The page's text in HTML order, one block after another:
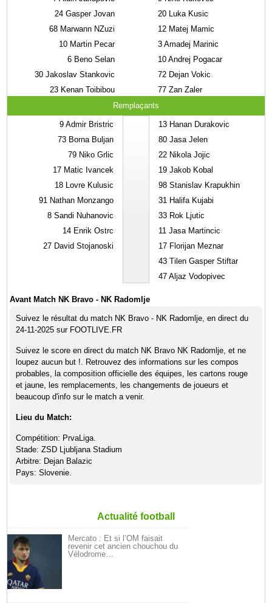
24 Gasper Jovan
68 Marwann NZuzi
10 Martin Pecar
6 Beno Selan
30 Jakoslav Stankovic
23 Kenan Toibibou
20 Luka Kusic
12 Matej Mamic
3 Amadej Marinic
10 Andrej Pogacar
72 Dejan Vokic
77 Zan Zaler
Remplaçants
9 Admir Bristric
73 Borna Buljan
79 Niko Grlic
17 Matic Ivancek
18 Lovre Kulusic
91 Nathan Monzango
8 Sandi Nuhanovic
14 Enrik Ostrc
27 David Stojanoski
13 Hanan Durakovic
80 Jasa Jelen
22 Nikola Jojic
19 Jakob Kobal
98 Stanislav Krapukhin
31 Halifa Kujabi
33 Rok Ljutic
11 Jasa Martincic
17 Florijan Meznar
43 Tilen Gasper Stiftar
47 Aljaz Vodopivec
Avant Match NK Bravo - NK Radomlje
Suivez le résultat du match NK Bravo - NK Radomlje, en direct du
24-11-2025 sur FOOTLIVE.FR
Suivez le score en direct du match NK Bravo NK Radomlje, et ne
loupez aucun but !. Retrouvez des informations sur les compos
probables, la composition officielle des équipes, les cartons rouge
et jaune, les remplacements, les changements de joueurs et
beaucoup d'info sur le match a venir.
Lieu du Match:
Compétition: PrvaLiga.
Stade: ZSD Ljubljana Stadium
Arbitre: Dejan Balazic
Pays: Slovenie.
Actualité football
Mercato : Et si l’OM faisait
revenir cet ancien chouchou du
Vélodrome…